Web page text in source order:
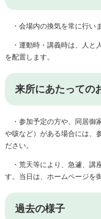
・会場内の換気を常に行いま
・運動時・講義時は、人と
を配置します。
来所にあたっての
・参加予定の方や、同居御
や咳など）がある場合には、
ださい。
・荒天等により、急遽、講
す。当日は、ホームページを
過去の様子